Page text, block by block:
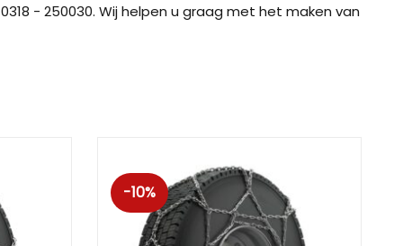
Easy-Fit CU-9 König Easy-Fit voor SUV’s
- 250030. Wij helpen u graag met het maken van
-10%